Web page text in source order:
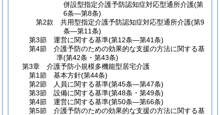
併設型指定介護予防認知症対応型通所介護(第
6条―第8条)
第2款
共用型指定介護予防認知症対応型通所介護(第9
条―第11条)
第3節
運営に関する基準(第12条―第41条)
第4節
介護予防のための効果的な支援の方法に関する基
準(第42条・第43条)
第3章
介護予防小規模多機能型居宅介護
第1節
基本方針(第44条)
第2節
人員に関する基準(第45条―第47条)
第3節
設備に関する基準(第48条・第49条)
第4節
運営に関する基準(第50条―第66条)
第5節
介護予防のための効果的な支援の方法に関する基